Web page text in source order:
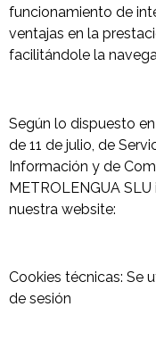
funcionamiento de
ventajas en la
facilitándole la
Según lo dispuesto
de 11 de julio, de
Información y de
METROLENGUA
nuestra website:
Cookies técnicas: Se
de sesión